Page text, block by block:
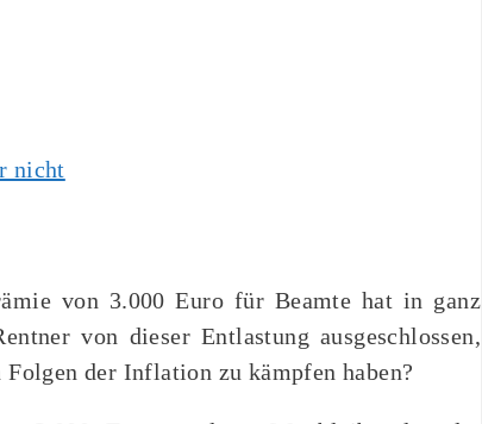
nicht
von 3.000 Euro für Beamte hat in ganz
von dieser Entlastung ausgeschlossen,
der Inflation zu kämpfen haben?